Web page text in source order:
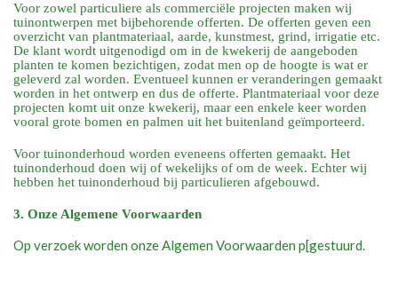
Voor zowel particuliere als commerciële projecten maken wij
tuinontwerpen met bijbehorende offerten. De offerten geven een
overzicht van plantmateriaal, aarde, kunstmest, grind, irrigatie etc.
De klant wordt uitgenodigd om in de kwekerij de aangeboden
planten te komen bezichtigen, zodat men op de hoogte is wat er
geleverd zal worden. Eventueel kunnen er veranderingen gemaakt
worden in het ontwerp en dus de offerte. Plantmateriaal voor deze
projecten komt uit onze kwekerij, maar een enkele keer worden
vooral grote bomen en palmen uit het buitenland geïmporteerd.
Voor tuinonderhoud worden eveneens offerten gemaakt. Het
tuinonderhoud doen wij of wekelijks of om de week. Echter wij
hebben het tuinonderhoud bij particulieren afgebouwd.
3. Onze Algemene Voorwaarden
Op verzoek worden onze Algemen Voorwaarden p[gestuurd.